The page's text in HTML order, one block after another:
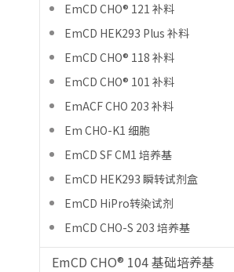
EmCD CHO® 121 补料
EmCD HEK293 Plus 补料
EmCD CHO® 118 补料
EmCD CHO® 101 补料
EmACF CHO 203 补料
Em CHO-K1 细胞
EmCD SF CM1 培养基
EmCD HEK293 瞬转试剂盒
EmCD HiPro转染试剂
EmCD CHO-S 203 培养基
EmCD CHO® 104 基础培养基